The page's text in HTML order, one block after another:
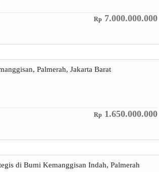
Rp 7.000.000.000
Palmerah, Jakarta Barat
Rp 1.650.000.000
di Bumi Kemanggisan Indah, Palmerah